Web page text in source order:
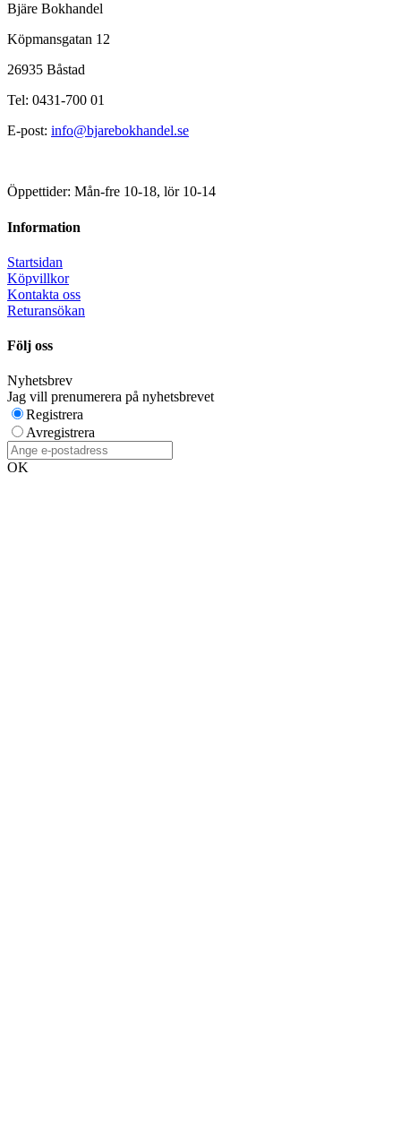
Bjäre Bokhandel
Köpmansgatan 12
26935 Båstad
Tel: 0431-700 01
E-post: info@bjarebokhandel.se
Öppettider: Mån-fre 10-18, lör 10-14
Information
Startsidan
Köpvillkor
Kontakta oss
Returansökan
Följ oss
Nyhetsbrev
Jag vill prenumerera på nyhetsbrevet
Registrera
Avregistrera
OK